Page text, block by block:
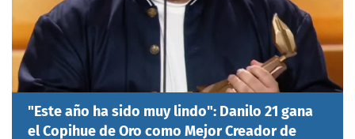
"Este año ha sido muy lindo": Danilo 21 gana
el Copihue de Oro como Mejor Creador de